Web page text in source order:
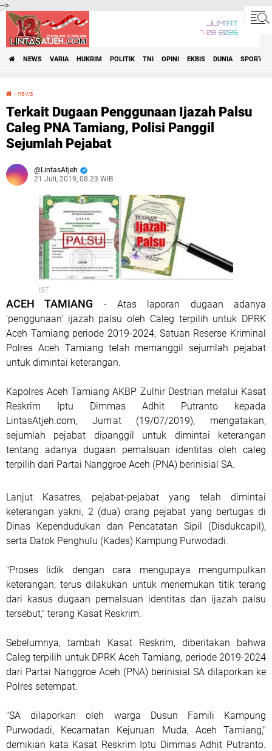
-->
JUM'AT
7•08•2026
NEWS VARIA HUKRIM POLITIK TNI OPINI EKBIS DUNIA SPORT
› news
Terkait Dugaan Penggunaan Ijazah Palsu
Caleg PNA Tamiang, Polisi Panggil
Sejumlah Pejabat
LintasAtjeh
21 Juli, 2019, 08.23 WIB
IST
ACEH TAMIANG - Atas laporan dugaan adanya
'penggunaan' ijazah palsu oleh Caleg terpilih untuk DPRK
Aceh Tamiang periode 2019-2024, Satuan Reserse Kriminal
Polres Aceh Tamiang telah memanggil sejumlah pejabat
untuk dimintai keterangan.
Kapolres Aceh Tamiang AKBP Zulhir Destrian melalui Kasat
Reskrim Iptu Dimmas Adhit Putranto kepada
LintasAtjeh.com, Jum'at (19/07/2019), mengatakan,
sejumlah pejabat dipanggil untuk dimintai keterangan
tentang adanya dugaan pemalsuan identitas oleh caleg
terpilih dari Partai Nanggroe Aceh (PNA) berinisial SA.
Lanjut Kasatres, pejabat-pejabat yang telah dimintai
keterangan yakni, 2 (dua) orang pejabat yang bertugas di
Dinas Kependudukan dan Pencatatan Sipil (Disdukcapil),
serta Datok Penghulu (Kades) Kampung Purwodadi.
"Proses lidik dengan cara mengupaya mengumpulkan
keterangan, terus dilakukan untuk menemukan titik terang
dari kasus dugaan pemalsuan identitas dan ijazah palsu
tersebut," terang Kasat Reskrim.
Sebelumnya, tambah Kasat Reskrim, diberitakan bahwa
Caleg terpilih untuk DPRK Aceh Tamiang, periode 2019-2024
dari Partai Nanggroe Aceh (PNA) berinisial SA dilaporkan ke
Polres setempat.
"SA dilaporkan oleh warga Dusun Famili Kampung
Purwodadi, Kecamatan Kejuruan Muda, Aceh Tamiang,"
demikian kata Kasat Reskrim Iptu Dimmas Adhit Putranto.